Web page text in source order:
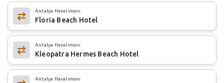
Antalya Havalimanı
Floria Beach Hotel
Antalya Havalimanı
Kleopatra Hermes Beach Hotel
Antalya Havalimanı